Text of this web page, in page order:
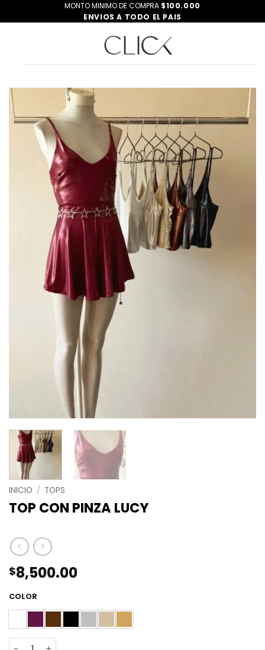
al
MONTO MINIMO DE COMPRA $100.000
ENVIOS A TODO EL PAIS
INICIO / TOPS
TOP CON PINZA LUCY
$8,500.00
COLOR
TOP CON PINZA LUCY cantidad